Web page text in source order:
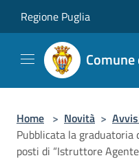
Regione Puglia
Home > Novità >
Pubblicata la graduatoria
posti di “Istruttore